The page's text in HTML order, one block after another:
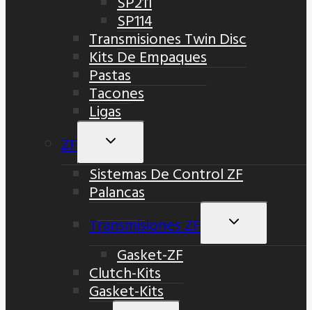
SP114
Transmisiones Twin Disc
Kits De Empaques
Pastas
Tacones
Ligas
ZF
Alternar
Hijo
Sistemas De Control ZF
Palancas
Transmisiones ZF
Alternar
Gasket-ZF
Clutch-Kits
Gasket-Kits